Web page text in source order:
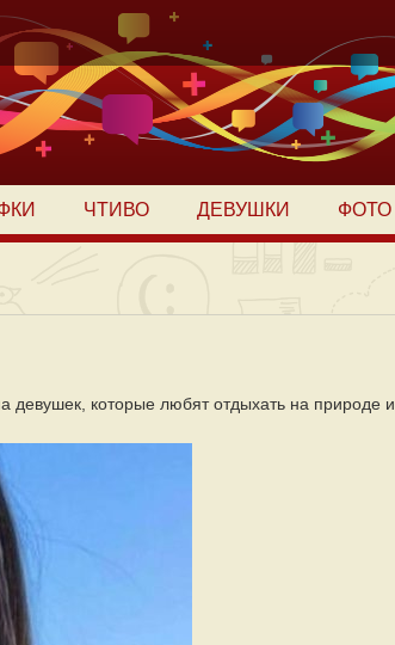
ЧТИВО ДЕВУШКИ ФОТО
девушек, которые любят отдыхать на природе и